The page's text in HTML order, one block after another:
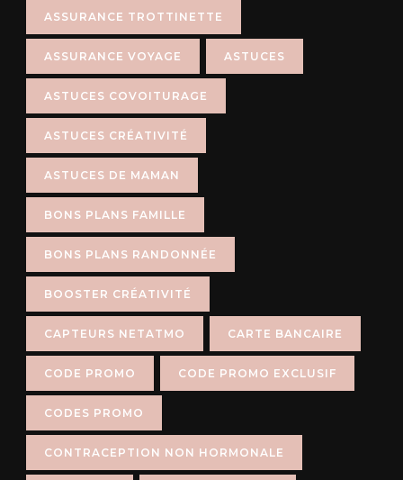
ASSURANCE TROTTINETTE
ASSURANCE VOYAGE ASTUCES
ASTUCES COVOITURAGE
ASTUCES CRÉATIVITÉ
ASTUCES DE MAMAN
BONS PLANS FAMILLE
BONS PLANS RANDONNÉE
BOOSTER CRÉATIVITÉ
CAPTEURS NETATMO CARTE BANCAIRE
CODE PROMO CODE PROMO EXCLUSIF
CODES PROMO
CONTRACEPTION NON HORMONALE